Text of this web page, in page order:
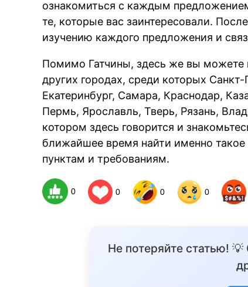
ознакомиться с каждым
те, которые вас заинтересовали.
изучению каждого предложения и
Помимо Гатчины, здесь же вы можете
других городах, среди которых
Екатеринбург, Самара, Краснодар,
Пермь, Ярославль, Тверь, Рязань,
котором здесь говорится и
ближайшее время найти именно
пунктам и требованиям.
0 0 0 0
Не потеряйте статью!